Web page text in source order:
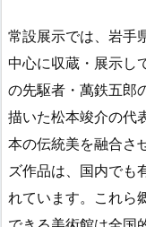
常設展示では、岩手
中心に収蔵・展示し
の先駆者・萬鉄五郎
描いた松本竣介の代
本の伝統美を融合さ
ズ作品は、国内でも
れています。これら